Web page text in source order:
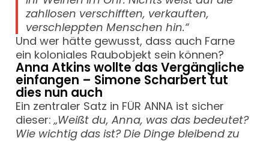
zahllosen verschifften, verkauften,
verschleppten Menschen hin.“
Und wer hätte gewusst, dass auch Farne
ein koloniales Raubobjekt sein können?
Anna Atkins wollte das Vergängliche
einfangen – Simone Scharbert tut
dies nun auch
Ein zentraler Satz in FÜR ANNA ist sicher
dieser:„Weißt du, Anna, was das bedeutet?
Wie wichtig das ist? Die Dinge bleibend zu